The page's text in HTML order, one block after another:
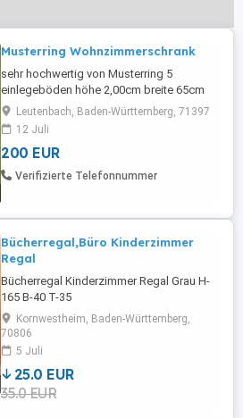
Musterring Wohnzimmerschrank
sehr hochwertig von Musterring 5
einlegeböden höhe 2,00cm breite 65cm
tiefe 43cm
Leutenbach, Baden-Württemberg, 71397
12 Juli
200 EUR
Verifizierte Telefonnummer
Bücherregal,Büro Kinderzimmer
Regal
Bücherregal Kinderzimmer Regal Grau H-
165 B-40 T-35
Kornwestheim, Baden-Württemberg,
70806
5 Juli
25.0 EUR
35.0 EUR